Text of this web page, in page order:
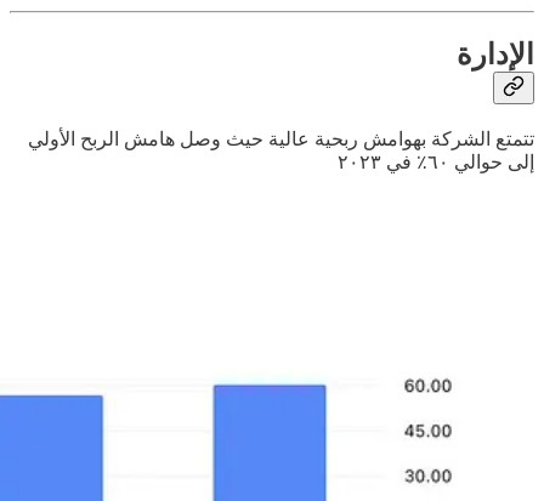
الإدارة
تتمتع الشركة بهوامش ربحية عالية حيث وصل هامش الربح الأولي
إلى حوالي ٦٠٪ في ٢٠٢٣